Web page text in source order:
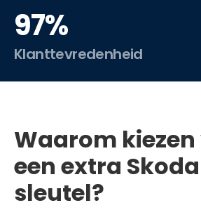
97%
Klanttevredenheid
Waarom
een extra
sleutel?